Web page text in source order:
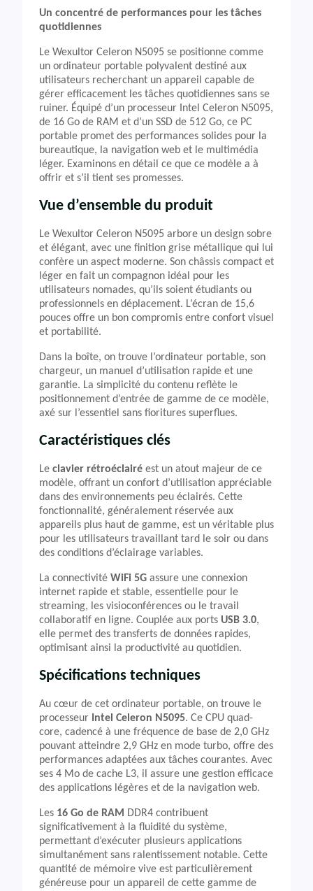
Un concentré de performances pour les tâches
quotidiennes
Le Wexultor Celeron N5095 se positionne comme
un ordinateur portable polyvalent destiné aux
utilisateurs recherchant un appareil capable de
gérer efficacement les tâches quotidiennes sans se
ruiner. Équipé d’un processeur Intel Celeron N5095,
de 16 Go de RAM et d’un SSD de 512 Go, ce PC
portable promet des performances solides pour la
bureautique, la navigation web et le multimédia
léger. Examinons en détail ce que ce modèle a à
offrir et s’il tient ses promesses.
Vue d’ensemble du produit
Le Wexultor Celeron N5095 arbore un design sobre
et élégant, avec une finition grise métallique qui lui
confère un aspect moderne. Son châssis compact et
léger en fait un compagnon idéal pour les
utilisateurs nomades, qu’ils soient étudiants ou
professionnels en déplacement. L’écran de 15,6
pouces offre un bon compromis entre confort visuel
et portabilité.
Dans la boîte, on trouve l’ordinateur portable, son
chargeur, un manuel d’utilisation rapide et une
garantie. La simplicité du contenu reflète le
positionnement d’entrée de gamme de ce modèle,
axé sur l’essentiel sans fioritures superflues.
Caractéristiques clés
Le clavier rétroéclairé est un atout majeur de ce
modèle, offrant un confort d’utilisation appréciable
dans des environnements peu éclairés. Cette
fonctionnalité, généralement réservée aux
appareils plus haut de gamme, est un véritable plus
pour les utilisateurs travaillant tard le soir ou dans
des conditions d’éclairage variables.
La connectivité WiFi 5G assure une connexion
internet rapide et stable, essentielle pour le
streaming, les visioconférences ou le travail
collaboratif en ligne. Couplée aux ports USB 3.0,
elle permet des transferts de données rapides,
optimisant ainsi la productivité au quotidien.
Spécifications techniques
Au cœur de cet ordinateur portable, on trouve le
processeur Intel Celeron N5095. Ce CPU quad-
core, cadencé à une fréquence de base de 2,0 GHz
pouvant atteindre 2,9 GHz en mode turbo, offre des
performances adaptées aux tâches courantes. Avec
ses 4 Mo de cache L3, il assure une gestion efficace
des applications légères et de la navigation web.
Les 16 Go de RAM DDR4 contribuent
significativement à la fluidité du système,
permettant d’exécuter plusieurs applications
simultanément sans ralentissement notable. Cette
quantité de mémoire vive est particulièrement
généreuse pour un appareil de cette gamme de